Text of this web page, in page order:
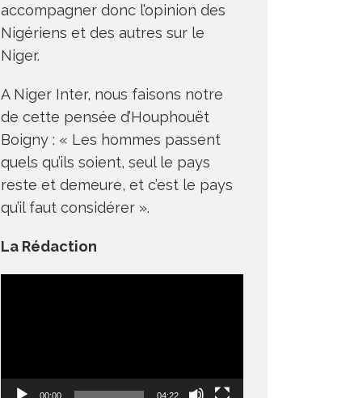
accompagner donc l’opinion des
Nigériens et des autres sur le
Niger.
A Niger Inter, nous faisons notre
de cette pensée d’Houphouët
Boigny : « Les hommes passent
quels qu’ils soient, seul le pays
reste et demeure, et c’est le pays
qu’il faut considérer ».
La Rédaction
00:00 04:22